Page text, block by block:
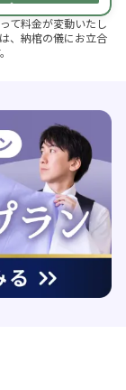
て料金が変動いたし
、納棺の儀にお立合